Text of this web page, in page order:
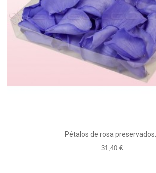
Pétalos de rosa preservados...
31,40 €